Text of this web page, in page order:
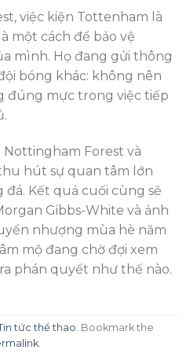
việc kiện Tottenham là
một cách để bảo vệ
mình. Họ đang gửi thông
bóng khác: không nên
đúng mực trong việc tiếp
Forest và
hút sự quan tâm lớn
Kết quả cuối cùng sẽ
Gibbs-White và ảnh
nhượng mùa hè năm
mộ đang chờ đợi xem
phán quyết như thế nào.
tức thể thao. Bookmark the
.